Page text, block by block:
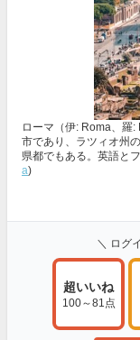
ローマ（伊: Roma、羅
市であり、ラツィオ州
県都でもある。英語と
a)
＼ ログ
超いいね
100～81点